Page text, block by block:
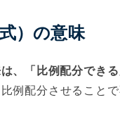
）の意味
、「比例配分でき
例配分させること